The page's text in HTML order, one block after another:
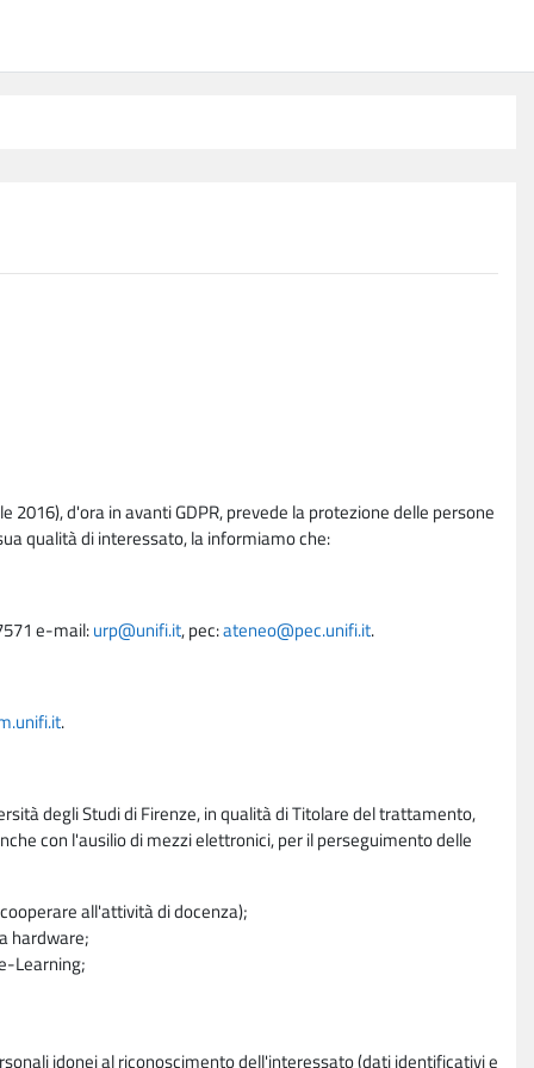
d'ora in avanti GDPR, prevede la protezione delle persone
qualità di interessato, la informiamo che:
e-mail:urp@unifi.it, pec:ateneo@pec.unifi.it.
.
degli Studi di Firenze, in qualità di Titolare del trattamento,
con l'ausilio di mezzi elettronici, per il perseguimento delle
all'attività di docenza);
hardware;
Learning;
idonei al riconoscimento dell'interessato (dati identificativi e